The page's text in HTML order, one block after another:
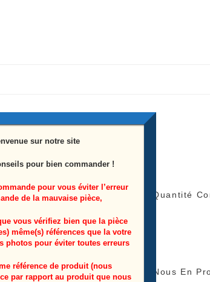
Est Le Même Peu Importe La Quantité
Frais De Livraison !
Pour Tester Vos Barres LEDS Nous En
sur notre site
pour bien commander !
pour vous éviter l’erreur
de la mauvaise pièce,
vous vérifiez bien que la pièce
même(s) références que la votre
photos pour éviter toutes erreurs
référence de produit (nous
par rapport au produit que nous